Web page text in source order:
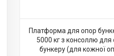
Платформа для опор
5000 кг з консоллю для
бункеру (для кожної